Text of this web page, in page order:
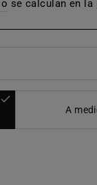
se calculan en la
A